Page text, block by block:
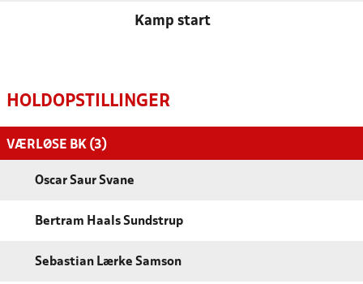
Kamp start
HOLDOPSTILLINGER
VÆRLØSE BK (3)
Oscar Saur Svane
Bertram Haals Sundstrup
Sebastian Lærke Samson